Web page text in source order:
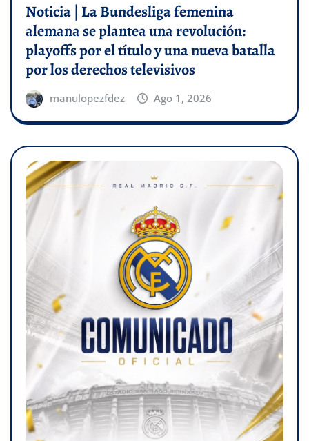
Noticia | La Bundesliga femenina
alemana se plantea una revolución:
playoffs por el título y una nueva batalla
por los derechos televisivos
manulopezfdez Ago 1, 2026